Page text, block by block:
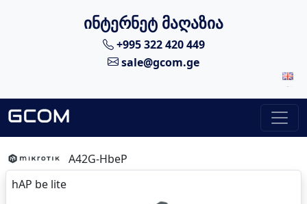
ინტერნეტ მაღაზია
+995 322 420 449
sale@gcom.ge
A42G-HbeP
hAP be lite